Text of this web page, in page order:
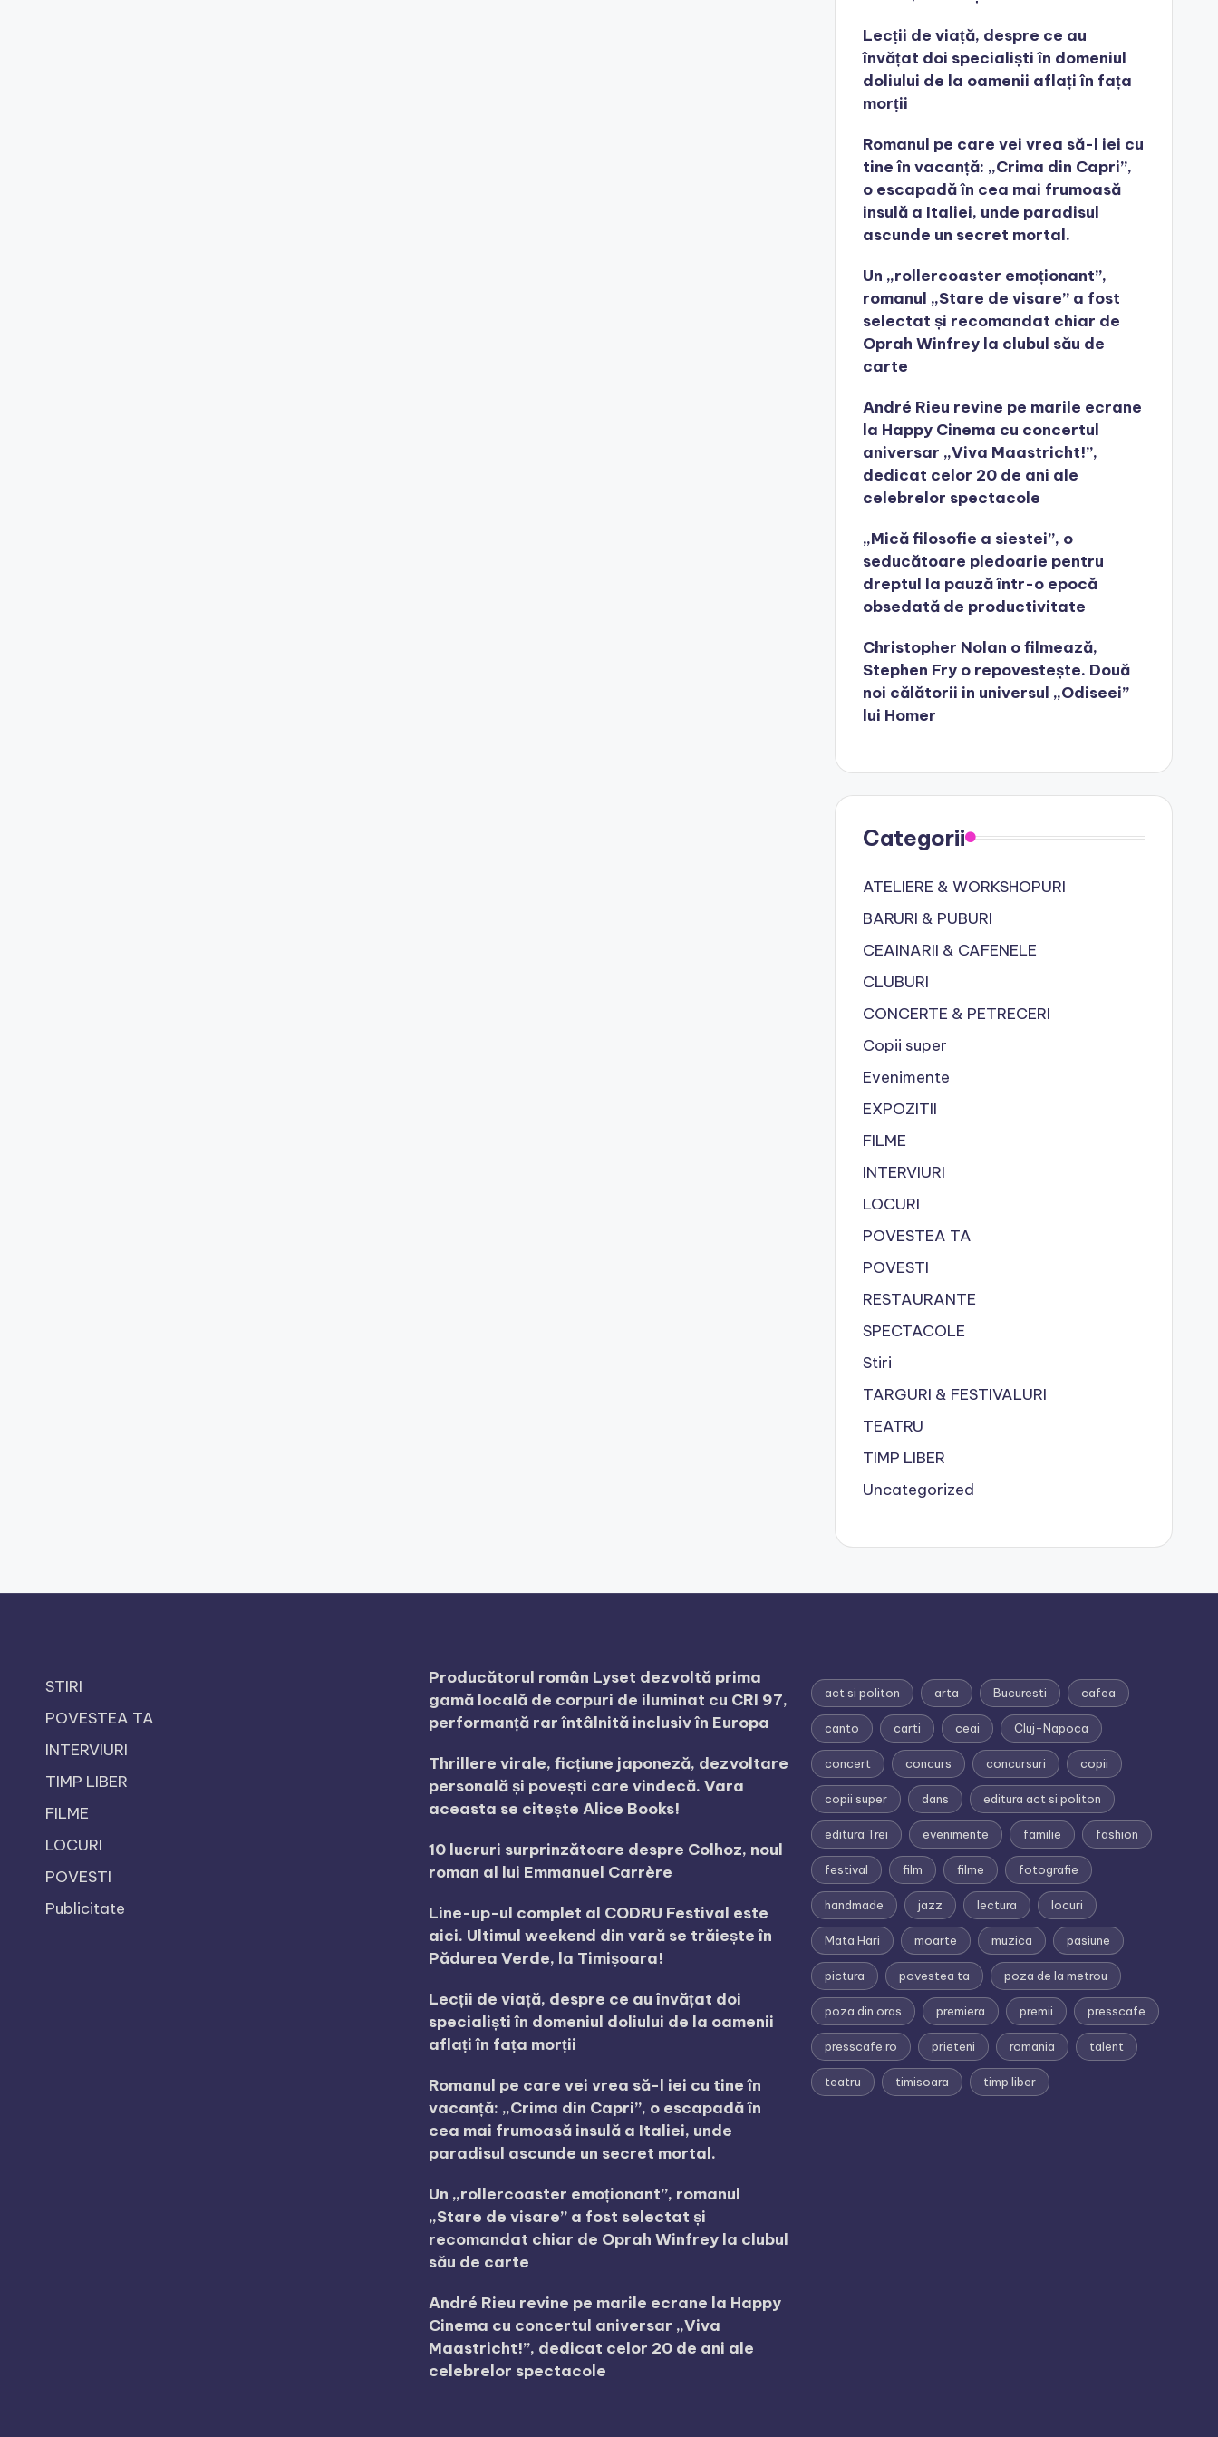
Lecții de viață, despre ce au
învățat doi specialiști în domeniul
doliului de la oamenii aflați în fața
morții
Romanul pe care vei vrea să-l iei cu
tine în vacanță: „Crima din Capri”,
o escapadă în cea mai frumoasă
insulă a Italiei, unde paradisul
ascunde un secret mortal.
Un „rollercoaster emoționant”,
romanul „Stare de visare” a fost
selectat și recomandat chiar de
Oprah Winfrey la clubul său de
carte
André Rieu revine pe marile ecrane
la Happy Cinema cu concertul
aniversar „Viva Maastricht!”,
dedicat celor 20 de ani ale
celebrelor spectacole
„Mică filosofie a siestei”, o
seducătoare pledoarie pentru
dreptul la pauză într-o epocă
obsedată de productivitate
Christopher Nolan o filmează,
Stephen Fry o repovestește. Două
noi călătorii in universul „Odiseei”
lui Homer
Categorii
ATELIERE & WORKSHOPURI
BARURI & PUBURI
CEAINARII & CAFENELE
CLUBURI
CONCERTE & PETRECERI
Copii super
Evenimente
EXPOZITII
FILME
INTERVIURI
LOCURI
POVESTEA TA
POVESTI
RESTAURANTE
SPECTACOLE
Stiri
TARGURI & FESTIVALURI
TEATRU
TIMP LIBER
Uncategorized
STIRI
POVESTEA TA
INTERVIURI
TIMP LIBER
FILME
LOCURI
POVESTI
Publicitate
Producătorul român Lyset dezvoltă prima
gamă locală de corpuri de iluminat cu CRI 97,
performanță rar întâlnită inclusiv în Europa
Thrillere virale, ficțiune japoneză, dezvoltare
personală și povești care vindecă. Vara
aceasta se citește Alice Books!
10 lucruri surprinzătoare despre Colhoz, noul
roman al lui Emmanuel Carrère
Line-up-ul complet al CODRU Festival este
aici. Ultimul weekend din vară se trăiește în
Pădurea Verde, la Timișoara!
Lecții de viață, despre ce au învățat doi
specialiști în domeniul doliului de la oamenii
aflați în fața morții
Romanul pe care vei vrea să-l iei cu tine în
vacanță: „Crima din Capri”, o escapadă în
cea mai frumoasă insulă a Italiei, unde
paradisul ascunde un secret mortal.
Un „rollercoaster emoționant”, romanul
„Stare de visare” a fost selectat și
recomandat chiar de Oprah Winfrey la clubul
său de carte
André Rieu revine pe marile ecrane la Happy
Cinema cu concertul aniversar „Viva
Maastricht!”, dedicat celor 20 de ani ale
celebrelor spectacole
act si politon arta Bucuresti cafea
canto carti ceai Cluj-Napoca
concert concurs concursuri copii
copii super dans editura act si politon
editura Trei evenimente familie fashion
festival film filme fotografie
handmade jazz lectura locuri
Mata Hari moarte muzica pasiune
pictura povestea ta poza de la metrou
poza din oras premiera premii presscafe
presscafe.ro prieteni romania talent
teatru timisoara timp liber